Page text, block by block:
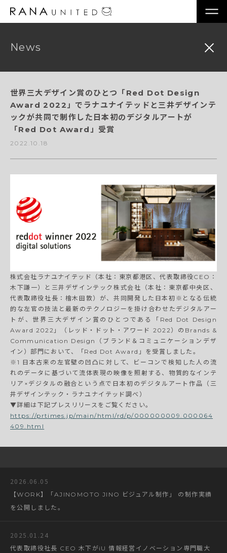
News
世界三大デザイン賞のひとつ「Red Dot Design
Award 2022」でラナユナイテッドと三井デザインテ
ックが共同で制作した日本初のデジタルアートが
「Red Dot Award」受賞
2022.10.18
株式会社ラナユナイテッド（本社：東京都港区、代表取締役CEO：
⽊下謙⼀）と三井デザインテック株式会社（本社：東京都中央区、
代表取締役社長：檜木田敦）が、共同開発した日本初※となる伝統
的な左官の技法と最新のテクノロジーを掛け合わせたデジタルアー
トが、世界三大デザイン賞のひとつである「Red Dot Design
Award 2022」（レッド・ドット・アワード 2022）のBrands &
Communication Design（ブランド＆コミュニケーションデザ
イン）部門において、「Red Dot Award」を受賞しました。
※1 日本古来の左官壁の凹凸に対して、ビーコンで検知した人の流
れのデータに基づいて流体表現の映像を照射する、物質的なインテ
リア×デジタルの融合という点で日本初のデジタルアート作品（三
井デザインテック・ラナユナイテッド調べ）
▼詳細は下記プレスリリースをご覧ください。
https://prtimes.jp/main/html/rd/p/000000009.000064
409.html
2026.06.05
【WORK】「AJINOMOTO JINO ビジュアル制作」 の制作実績
を公開しました。
2025.01.24
代表取締役社長 CEO 木下がiU 情報経営イノベーション専門職大